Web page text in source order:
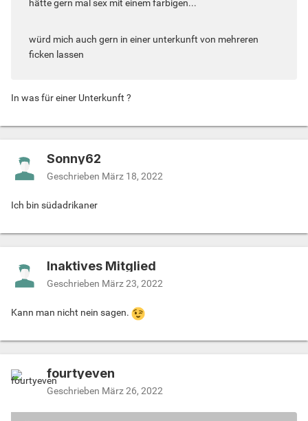
hätte gern mal sex mit einem farbigen...
würd mich auch gern in einer unterkunft von mehreren
ficken lassen
In was für einer Unterkunft ?
Sonny62
Geschrieben März 18, 2022
Ich bin südadrikaner
Inaktives Mitglied
Geschrieben März 23, 2022
Kann man nicht nein sagen.
fourtyeven
Geschrieben März 26, 2022